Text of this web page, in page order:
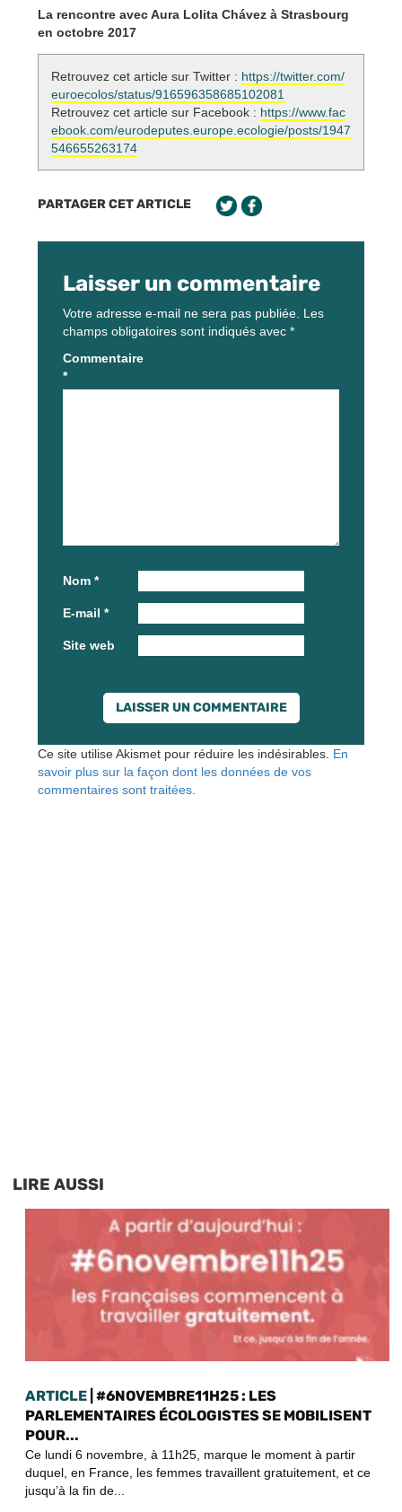
La rencontre avec Aura Lolita Chávez à Strasbourg
en octobre 2017
Retrouvez cet article sur Twitter : https://twitter.com/
euroecolos/status/916596358685102081
Retrouvez cet article sur Facebook : https://www.fac
ebook.com/eurodeputes.europe.ecologie/posts/1947
546655263174
PARTAGER CET ARTICLE
Laisser un commentaire
Votre adresse e-mail ne sera pas publiée. Les
champs obligatoires sont indiqués avec *
Commentaire
*
Nom *
E-mail *
Site web
Ce site utilise Akismet pour réduire les indésirables. En
savoir plus sur la façon dont les données de vos
commentaires sont traitées
LIRE AUSSI
ARTICLE | #6NOVEMBRE11H25 : LES
PARLEMENTAIRES ÉCOLOGISTES SE MOBILISENT
POUR...
Ce lundi 6 novembre, à 11h25, marque le moment à partir
duquel, en France, les femmes travaillent gratuitement, et ce
jusqu’à la fin de...